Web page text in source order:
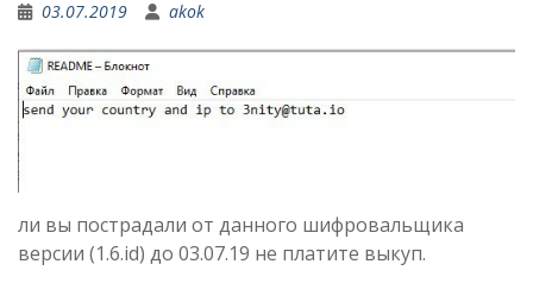
03.07.2019 akok
ли вы пострадали от данного шифровальщика
версии (1.6.id) до 03.07.19 не платите выкуп.